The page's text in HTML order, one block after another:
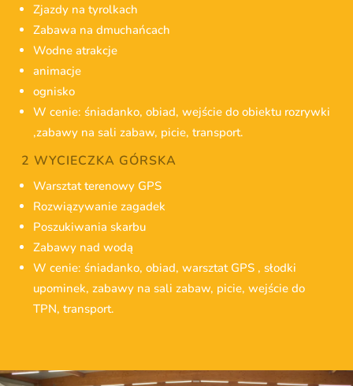
Zjazdy na tyrolkach
Zabawa na dmuchańcach
Wodne atrakcje
animacje
ognisko
W cenie: śniadanko, obiad, wejście do obiektu rozrywki
,zabawy na sali zabaw, picie, transport.
2 WYCIECZKA GÓRSKA
Warsztat terenowy GPS
Rozwiązywanie zagadek
Poszukiwania skarbu
Zabawy nad wodą
W cenie: śniadanko, obiad, warsztat GPS , słodki
upominek, zabawy na sali zabaw, picie, wejście do
TPN, transport.